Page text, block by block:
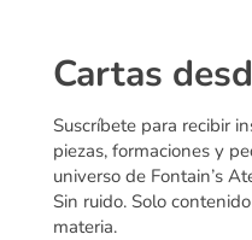
Cartas
Suscríbete para recibir
piezas, formaciones y
universo de Fontain’s
Sin ruido. Solo
materia.